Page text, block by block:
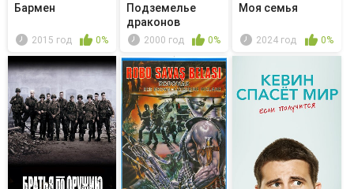
Бармен
2015 год 0%
Подземелье
драконов
2000 год 0%
Моя семья
2024 год 0%